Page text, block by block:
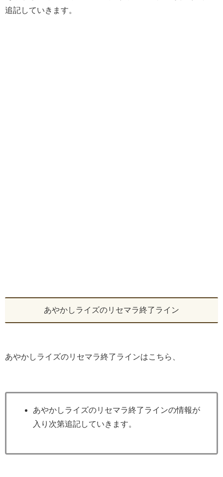
追記していきます。
あやかしライズのリセマラ終了ライン
あやかしライズのリセマラ終了ラインはこちら、
あやかしライズのリセマラ終了ラインの情報が
入り次第追記していきます。